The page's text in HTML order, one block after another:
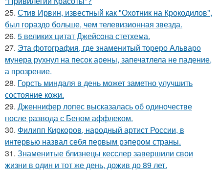
25. Стив Ирвин, известный как "Охотник на Крокодилов",
был гораздо больше, чем телевизионная звезда.
26. 5 великих цитат Джейсoна стетхема.
27. Эта фотография, где знаменитый тореро Альваро
мунера рухнул на песок арены, запечатлела не падение,
а прозрение.
28. Горсть миндаля в день может заметно улучшить
состояние кожи.
29. Дженнифер лопес высказалась об одиночестве
после развода с Беном аффлеком.
30. Филипп Киркоров, народный артист России, в
интервью назвал себя первым рэпером страны.
31. Знаменитые близнецы кесслер завершили свои
жизни в один и тот же день, дожив до 89 лет.